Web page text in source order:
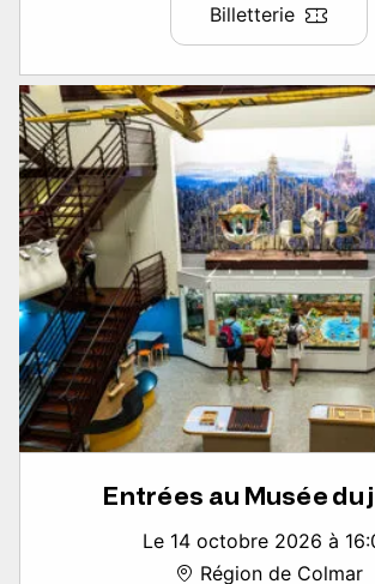
Billetterie
Entrées au Musée du
Le 14 octobre 2026 à
Région de Colmar